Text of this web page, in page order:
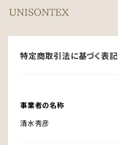
特定商取引法に基づく表記
事業者の名称
清水秀彦